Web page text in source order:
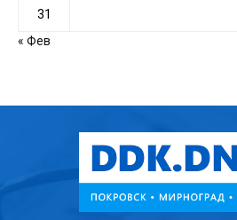
31
« Фев